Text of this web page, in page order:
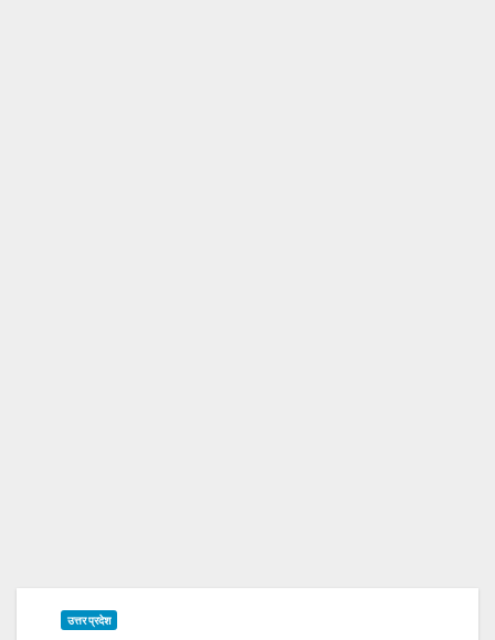
उत्तर प्रदेश